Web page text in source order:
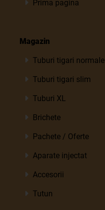
Prima pagina
Magazin
Tuburi tigari normale
Tuburi tigari slim
Tuburi XL
Brichete
Pachete / Oferte
Aparate injectat
Accesorii
Tutun